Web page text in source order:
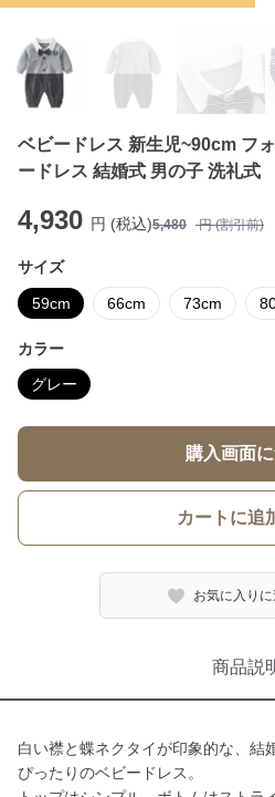
ベビードレス 新生児~90cm フ
ードレス 結婚式 男の子 洗礼式
4,930 円 (税込)5,480 円 (割引前)
サイズ
59cm 66cm 73cm
カラー
グレー
購入画面
カートに追
お気に入り
商品説
白い襟と蝶ネクタイが印象的な、結
ぴったりのベビードレス。